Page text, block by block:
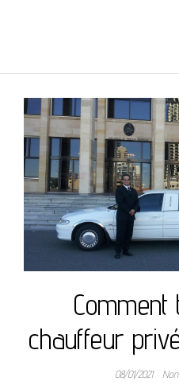
chauffeur
08/01/2021 Non